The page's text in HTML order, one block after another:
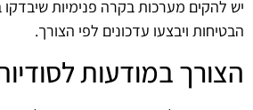
יש להקים מערכות בקרה פנימיות
הבטיחות ויבצעו עדכונים לפי הצורך.
הצורך במודעות